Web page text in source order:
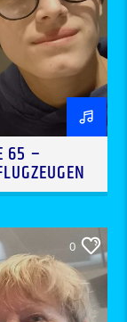
65 –
0